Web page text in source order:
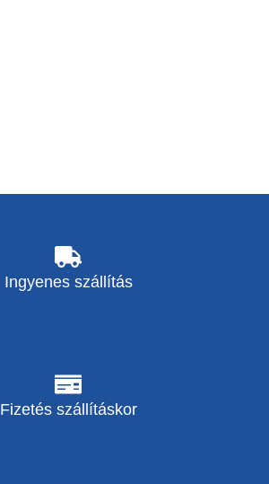
Ingyenes szállítás
Fizetés szállításkor